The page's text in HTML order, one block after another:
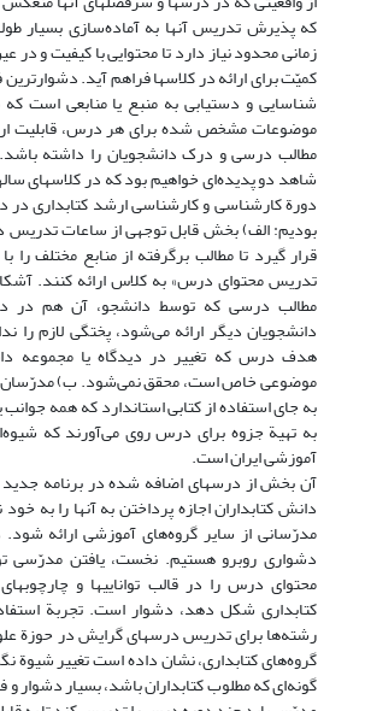
که پذیرش تدریس آنها به آماده‌سازی بسیار
زمانی محدود نیاز دارد تا محتوایی با کیفیت و در
کمیّت برای ارائه در کلاسها فراهم آید.
شناسایی و دستیابی به منبع یا منابعی
موضوعات مشخص شده برای هر درس، قابلیت
مطالب درسی و درک دانشجویان را داشته
دورة کارشناسی و کارشناسی ارشد کتابداری در
بودیم: الف) بخش قابل توجهی از ساعات تدریس
قرار گیرد تا مطالب برگرفته از منابع مختلف را
تدریس محتوای درس» به کلاس ارائه کنند.
مطالب درسی که توسط دانشجو، آن هم در
دانشجویان دیگر ارائه می‌شود، پختگی لازم را
هدف درس که تغییر در دیدگاه یا مجموعه
موضوعی خاص است، محقق نمی‌شود. ب) مدرّسان
به جای استفاده از کتابی استاندارد که همه جوانب
به تهیة جزوه برای درس روی می‌آورند که
آموزشی ایران است.
آن بخش از درسهای اضافه شده در برنامه
دانش کتابداران اجازه پرداختن به آنها را به
مدرّسانی از سایر گروه‌های آموزشی ارائه شود.
دشواری روبرو هستیم. نخست، یافتن مدرّسی
محتوای درس را در قالب تواناییها و
کتابداری شکل دهد، دشوار است. تجربة
رشته‌ها برای تدریس درسهای گرایش در حوزة
گروه‌های کتابداری، نشان داده است تغییر شیوة
گونه‌ای که مطلوب کتابداران باشد، بسیار دشوار